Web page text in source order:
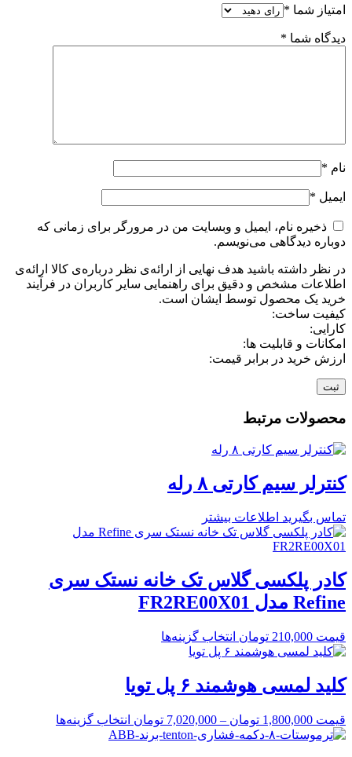
امتیاز شما *
دیدگاه شما *
نام *
ایمیل *
ذخیره نام، ایمیل و وبسایت من در مرورگر برای زمانی که
دوباره دیدگاهی می‌نویسم.
در نظر داشته باشید هدف نهایی از ارائه‌ی نظر درباره‌ی کالا ارائه‌ی
اطلاعات مشخص و دقیق برای راهنمایی سایر کاربران در فرآیند
خرید یک محصول توسط ایشان است.
کیفیت ساخت:
کارایی:
امکانات و قابلیت ها:
ارزش خرید در برابر قیمت:
محصولات مرتبط
کنترلر سیم کارتی ۸ رله
تماس بگیرید اطلاعات بیشتر
کادر پلکسی گلاس تک خانه نستک سری
Refine مدل FR2RE00X01
قیمت 210,000 تومان انتخاب گزینه‌ها
کلید لمسی هوشمند ۶ پل تویا
قیمت 1,800,000 تومان –
7,020,000 تومان انتخاب گزینه‌ها